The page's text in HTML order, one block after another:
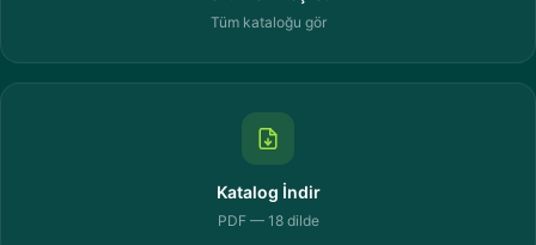
Tüm kataloğu gör
Katalog İndir
PDF — 18 dilde